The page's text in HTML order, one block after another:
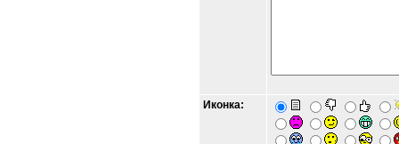
Иконка: